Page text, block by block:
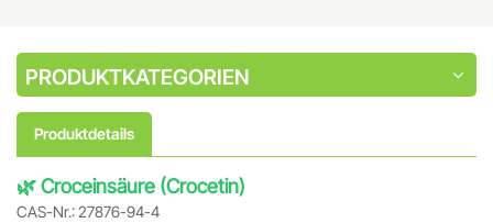
PRODUKTKATEGORIEN
Produktdetails
🌿 Croceinsäure (Crocetin)
CAS-Nr.: 27876-94-4